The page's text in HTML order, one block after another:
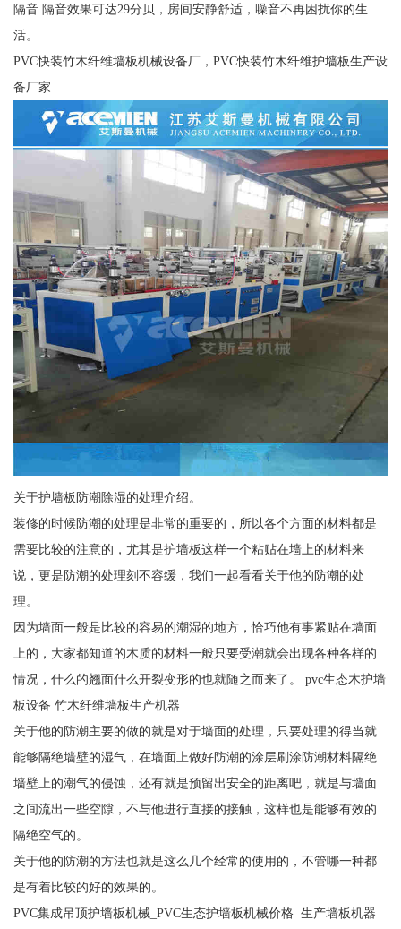
隔音 隔音效果可达29分贝，房间安静舒适，噪音不再困扰你的生
活。
PVC快装竹木纤维墙板机械设备厂，PVC快装竹木纤维护墙板生产设
备厂家
关于护墙板防潮除湿的处理介绍。
装修的时候防潮的处理是非常的重要的，所以各个方面的材料都是
需要比较的注意的，尤其是护墙板这样一个粘贴在墙上的材料来
说，更是防潮的处理刻不容缓，我们一起看看关于他的防潮的处
理。
因为墙面一般是比较的容易的潮湿的地方，恰巧他有事紧贴在墙面
上的，大家都知道的木质的材料一般只要受潮就会出现各种各样的
情况，什么的翘面什么开裂变形的也就随之而来了。 pvc生态木护墙
板设备 竹木纤维墙板生产机器
关于他的防潮主要的做的就是对于墙面的处理，只要处理的得当就
能够隔绝墙壁的湿气，在墙面上做好防潮的涂层刷涂防潮材料隔绝
墙壁上的潮气的侵蚀，还有就是预留出安全的距离吧，就是与墙面
之间流出一些空隙，不与他进行直接的接触，这样也是能够有效的
隔绝空气的。
关于他的防潮的方法也就是这么几个经常的使用的，不管哪一种都
是有着比较的好的效果的。
PVC集成吊顶护墙板机械_PVC生态护墙板机械价格 生产墙板机器